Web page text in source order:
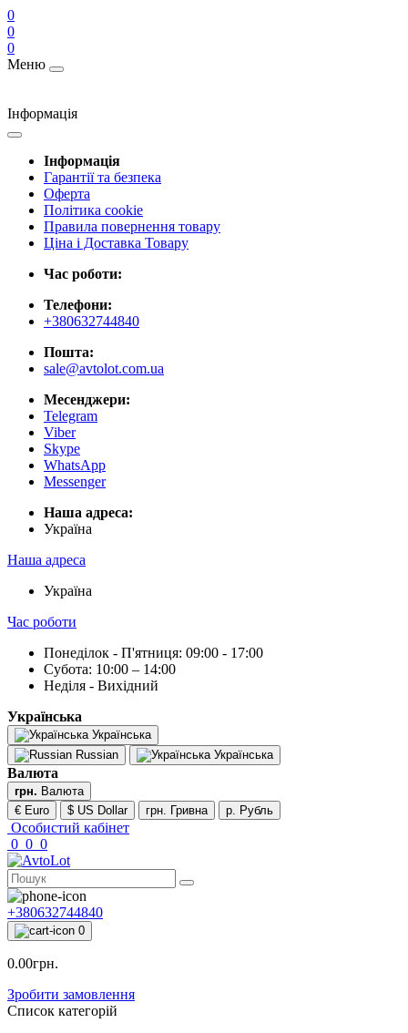
0
0
0
Меню
Інформація
Інформація
Гарантії та безпека
Оферта
Політика cookie
Правила повернення товару
Ціна і Доставка Товару
Час роботи:
Телефони:
+380632744840
Пошта:
sale@avtolot.com.ua
Месенджери:
Telegram
Viber
Skype
WhatsApp
Messenger
Наша адреса:
Українa
Наша адреса
Українa
Час роботи
Понеділок - П'ятниця: 09:00 - 17:00
Субота: 10:00 – 14:00
Неділя - Вихідний
Українська
Українська
Russian
Українська
Валюта
грн. Валюта
€ Euro
$ US Dollar грн. Гривна р. Рубль
Особистий кабінет
0 0 0
+380632744840
0
0.00грн.
Зробити замовлення
Список категорій